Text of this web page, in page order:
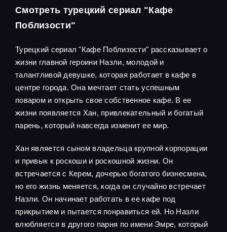
Смотреть турецкий сериал "Кафе
Поблизости"
Турецкий сериал "Кафе Поблизости" рассказывает о
жизни главной героини Назли, молодой и
талантливой девушке, которая работает в кафе в
центре города. Она мечтает стать успешным
поваром и открыть свое собственное кафе. В ее
жизни появляется Хан, привлекательный и богатый
парень, который навсегда изменит ее мир.
Хан является сыном владельца крупной корпорации
и привык к роскоши и роскошной жизни. Он
встречается с Керем, дочерью богатого бизнесмена,
но его жизнь меняется, когда он случайно встречает
Назли. Он начинает работать в ее кафе под
прикрытием и пытается понравиться ей. Но Назли
влюбляется в другого парня по имени Эмре, который